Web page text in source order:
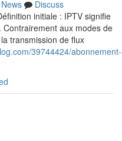
News
Discuss
initiale : IPTV signifie
aux modes de
transmission de flux
39744424/abonnement-